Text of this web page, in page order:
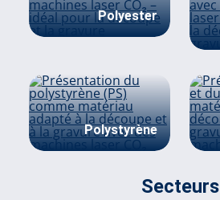
Polyester
Polystyrène
Secteurs